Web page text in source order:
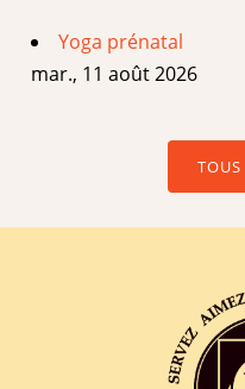
Yoga prénatal
mar., 11 août 2026
TOUS